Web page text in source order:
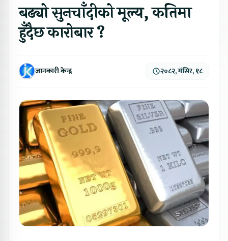
बढ्यो सुनचाँदीको मूल्य, कतिमा
हुँदैछ कारोबार ?
जानकारी केन्द्र २०८२, मंसिर, १८